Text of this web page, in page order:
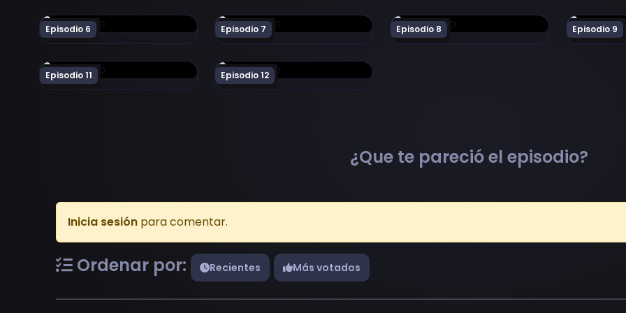
Episodio 6
Ver Mononogatari 2nd Season Episodio 6
Episodio 7
Ver Mononogatari 2nd Season Episodio 7
Episodio 8
Ver Mononogatari 2nd Season Episodio 8
Episodio 9
Ver
Episodio 11
Ver Mononogatari 2nd Season Episodio 11
Episodio 12
Ver Mononogatari 2nd Season Episodio 12
¿Que te pareció el episodio?
Inicia sesión para comentar.
Ordenar por: Recientes Más votados